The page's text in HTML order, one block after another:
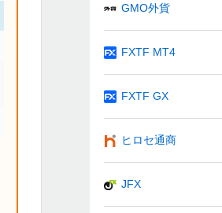
GMO外貨
FXTF MT4
FXTF GX
ヒロセ通商
JFX